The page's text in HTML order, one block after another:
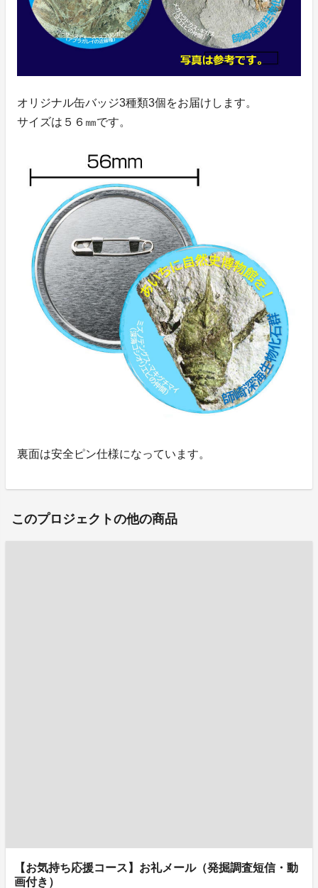
オリジナル缶バッジ3種類3個をお届けします。
サイズは５６㎜です。
裏面は安全ピン仕様になっています。
このプロジェクトの他の商品
【お気持ち応援コース】お礼メール（発掘調査短信・動
画付き）